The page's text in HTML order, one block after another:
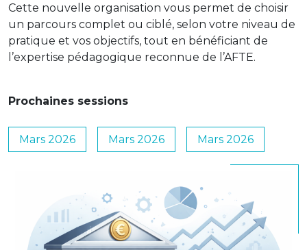
Cette nouvelle organisation vous permet de choisir
un parcours complet ou ciblé, selon votre niveau de
pratique et vos objectifs, tout en bénéficiant de
l’expertise pédagogique reconnue de l’AFTE.
Prochaines sessions
Mars 2026 Mars 2026 Mars 2026